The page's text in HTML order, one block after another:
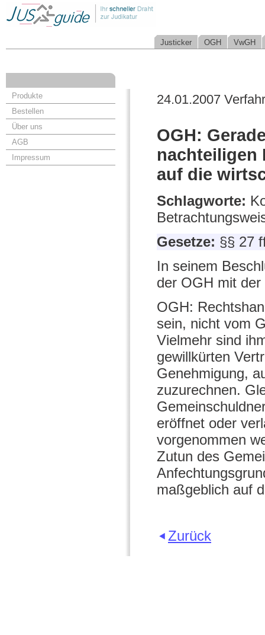
Justicker OGH VwGH
Produkte
Bestellen
Über uns
AGB
Impressum
24.01.2007
OGH:
nachteiligen
auf die
Schlagworte:
Gesetze: §§ 27
In seinem
der OGH mit
OGH:
sein, nicht vom
Vielmehr sind
gewillkürten
Genehmigung,
zuzurechnen.
eröffnet oder
vorgenommen
Zutun des
maßgeblich auf
Zurück